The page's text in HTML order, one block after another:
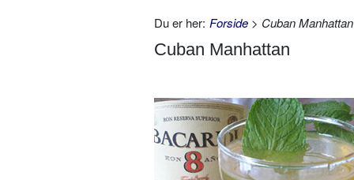
Du er her: Forside > Cuban Manhattan
Cuban Manhattan